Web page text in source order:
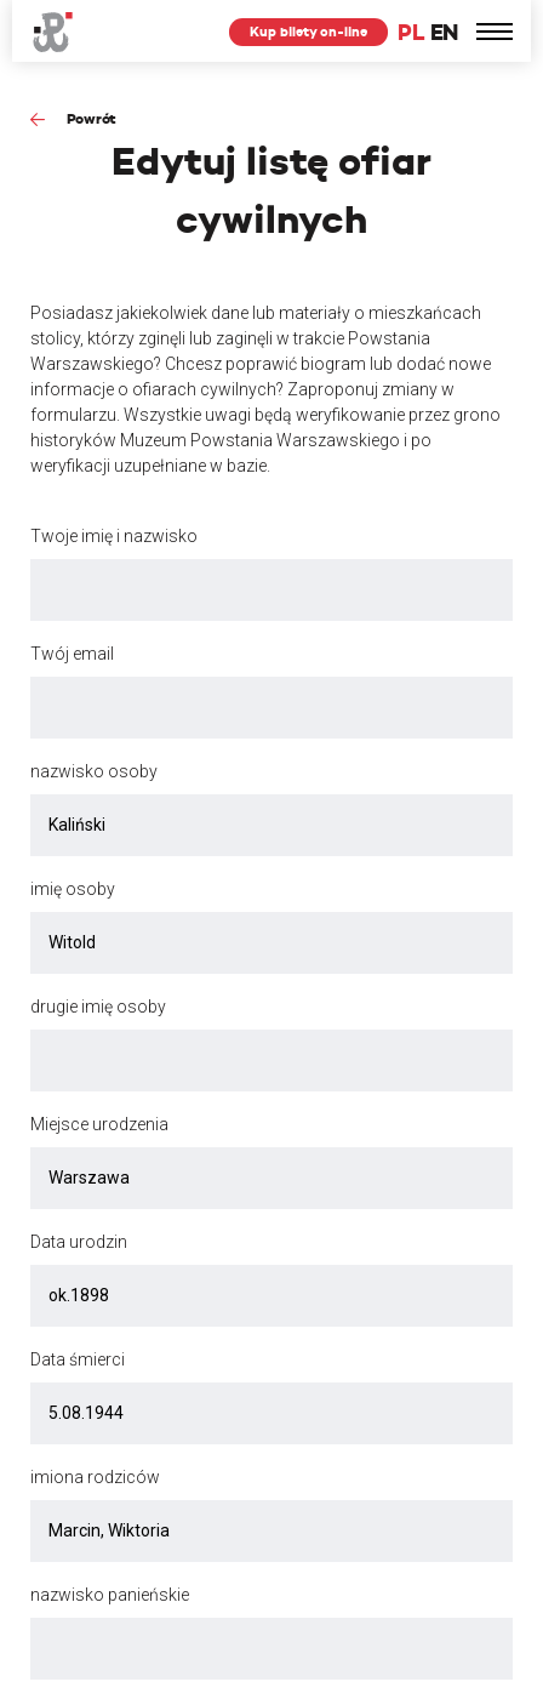
PL EN
Kup bilety on-line
Powrót
Edytuj listę ofiar
cywilnych
Posiadasz jakiekolwiek dane lub materiały o mieszkańcach
stolicy, którzy zginęli lub zaginęli w trakcie Powstania
Warszawskiego? Chcesz poprawić biogram lub dodać nowe
informacje o ofiarach cywilnych? Zaproponuj zmiany w
formularzu. Wszystkie uwagi będą weryfikowanie przez grono
historyków Muzeum Powstania Warszawskiego i po
weryfikacji uzupełniane w bazie.
Twoje imię i nazwisko
Twój email
nazwisko osoby
imię osoby
drugie imię osoby
Miejsce urodzenia
Data urodzin
Data śmierci
imiona rodziców
nazwisko panieńskie